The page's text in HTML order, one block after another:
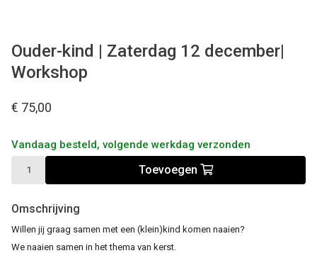
Ouder-kind | Zaterdag 12 december|
Workshop
€ 75,00
Vandaag besteld, volgende werkdag verzonden
Toevoegen
Omschrijving
Willen jij graag samen met een (klein)kind komen naaien?
We naaien samen in het thema van kerst.